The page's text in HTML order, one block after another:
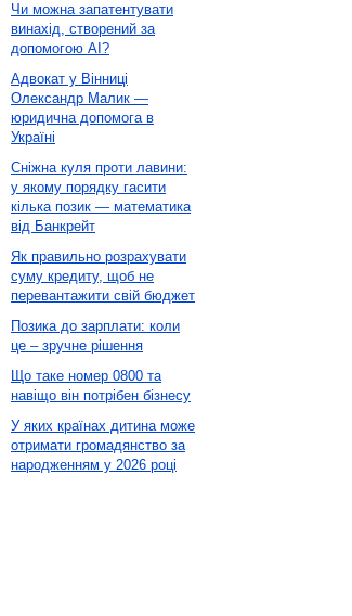
Чи можна запатентувати
винахід, створений за
допомогою AI?
Адвокат у Вінниці
Олександр Малик —
юридична допомога в
Україні
Сніжна куля проти лавини:
у якому порядку гасити
кілька позик — математика
від Банкрейт
Як правильно розрахувати
суму кредиту, щоб не
перевантажити свій бюджет
Позика до зарплати: коли
це – зручне рішення
Що таке номер 0800 та
навіщо він потрібен бізнесу
У яких країнах дитина може
отримати громадянство за
народженням у 2026 році